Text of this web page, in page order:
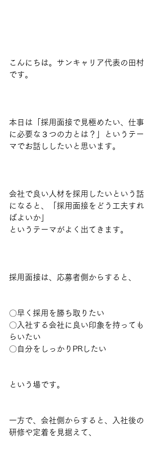
こんにちは。サンキャリア代表の田村
です。
本日は「採用面接で見極めたい、仕事
に必要な３つの力とは？」というテー
マでお話ししたいと思います。
会社で良い人材を採用したいという話
になると、「採用面接をどう工夫すれ
ばよいか」
というテーマがよく出てきます。
採用面接は、応募者側からすると、
〇早く採用を勝ち取りたい
〇入社する会社に良い印象を持っても
らいたい
〇自分をしっかりPRしたい
という場です。
一方で、会社側からすると、入社後の
研修や定着を見据えて、